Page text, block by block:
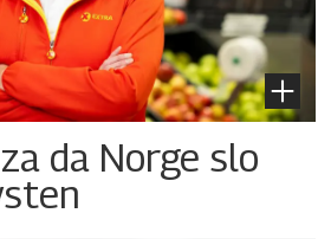
da Norge slo